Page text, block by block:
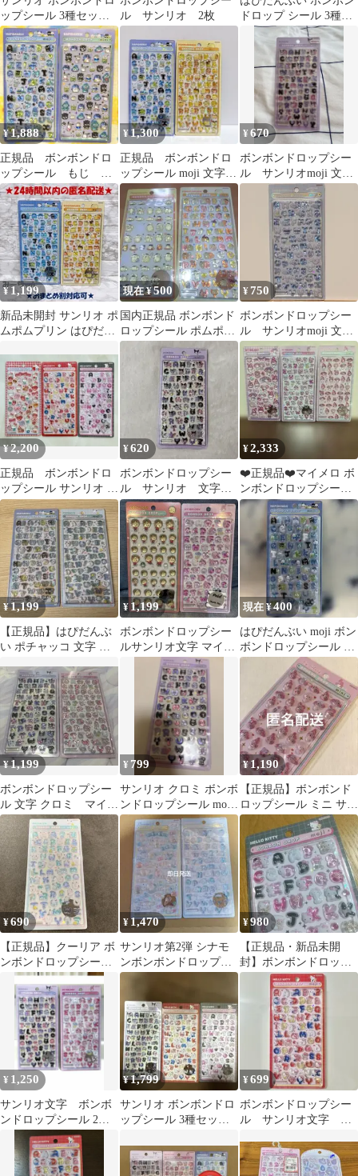
ップシール 3種セッ
ト 正規品
ル サンリオ 2枚
ドロップ シール 3種セ
ット
¥1,888
正規品 ボンボンドロ
ップシール もじ ミ
ニ ボンドロ サンリ
オ はぴだんぶい
¥1,300
正規品 ボンボンドロ
ップシール moji 文字
はぴだんぶい ポムポム
プリン
¥670
ボンボンドロップシー
ル サンリオmoji 文
字 クロミ
¥ 1,199
新品未開封 サンリオ ポ
ムポムプリン はぴだん
ップシール
現在 ¥500
国内正規品 ボンボンド
ロップシール ポムポム
プリン
¥ 750
ボンボンドロップシー
ル サンリオmoji 文
字 シナモロール シ
ナモン
¥2,200
正規品 ボンボンドロ
ップシール サンリオ ハ
ローキティ 赤 第二
弾 文字
¥620
ボンボンドロップシー
ル サンリオ 文字
クロミ シール
¥2,333
❤️正規品❤️マイメロ ボ
ンボンドロップシール
第2弾 ミニ もじ ③
¥1,199
【正規品】はぴだんぶ
い ポチャッコ 文字 ボ
2種セット
¥ 1,199
ボンボンドロップシー
ルサンリオ文字 マイメ
ロ ボンボンドロップシ
ール コジコジ
現在 ¥400
はぴだんぶい moji ボン
ボンドロップシール ク
ーリア ぷっくり 立体
¥1,199
ボンボンドロップシー
ル 文字 クロミ マイメ
ロ サンリオ もじ
moji
¥ 799
サンリオ クロミ ボンボ
ンドロップシール moji
文字
¥1,190
【正規品】ボンボンド
ロップシール ミニ サン
リオ マイメロディ マイ
メロ
¥690
【正規品】クーリア ボ
ンボンドロップシー
ル サンリオ ポチャ
ッコ 文字
¥1,470
サンリオ第2弾 シナモ
ンボンボンドロップシ
ール
¥980
【正規品・新品未開
封】ボンボンドロップ
シール サンリオ ハロー
キティ 文字セット
¥ 1,250
サンリオ文字 ボンボ
ンドロップシール 2種
セット クロミ マイメロ
¥1,799
サンリオ ボンボンドロ
ップシール 3種セット
¥699
ボンボンドロップシー
ル サンリオ文字